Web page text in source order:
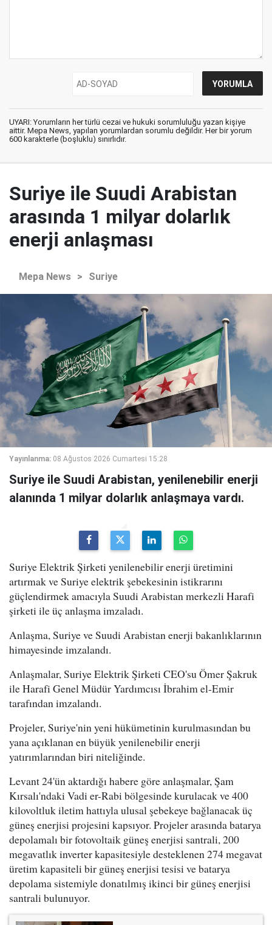
UYARI: Yorumların her türlü cezai ve hukuki sorumluluğu yazan kişiye
aittir. Mepa News, yapılan yorumlardan sorumlu değildir. Her bir yorum
600 karakterle (boşluklu) sınırlıdır.
Suriye ile Suudi Arabistan
arasında 1 milyar dolarlık
enerji anlaşması
Mepa News > Suriye
Yayınlanma: 08 Ağustos 2026 Cumartesi 15:28
Suriye ile Suudi Arabistan, yenilenebilir enerji
alanında 1 milyar dolarlık anlaşmaya vardı.
Suriye Elektrik Şirketi yenilenebilir enerji üretimini
artırmak ve Suriye elektrik şebekesinin istikrarını
güçlendirmek amacıyla Suudi Arabistan merkezli Harafi
şirketi ile üç anlaşma imzaladı.
Anlaşma, Suriye ve Suudi Arabistan enerji bakanlıklarının
himayesinde imzalandı.
Anlaşmalar, Suriye Elektrik Şirketi CEO'su Ömer Şakruk
ile Harafi Genel Müdür Yardımcısı İbrahim el-Emir
tarafından imzalandı.
Projeler, Suriye'nin yeni hükümetinin kurulmasından bu
yana açıklanan en büyük yenilenebilir enerji
yatırımlarından biri niteliğinde.
Levant 24'ün aktardığı habere göre anlaşmalar, Şam
Kırsalı'ndaki Vadi er-Rabi bölgesinde kurulacak ve 400
kilovoltluk iletim hattıyla ulusal şebekeye bağlanacak üç
güneş enerjisi projesini kapsıyor. Projeler arasında batarya
depolamalı bir fotovoltaik güneş enerjisi santrali, 200
megavatlık inverter kapasitesiyle desteklenen 274 megavat
üretim kapasiteli bir güneş enerjisi tesisi ve batarya
depolama sistemiyle donatılmış ikinci bir güneş enerjisi
santrali bulunuyor.